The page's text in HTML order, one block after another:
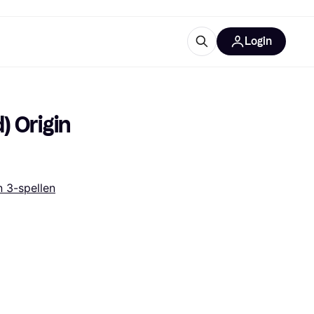
Login
Origin
3-spellen